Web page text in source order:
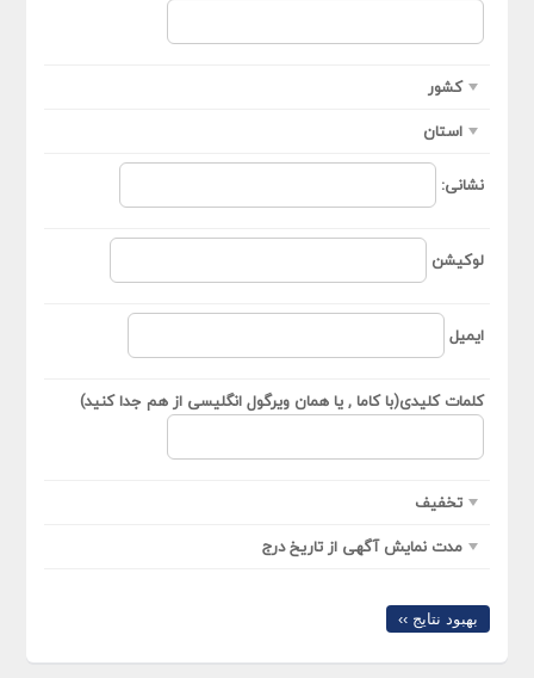
کشور
استان
نشانی:
لوکیشن
ایمیل
کلمات کلیدی(با کاما , یا همان ویرگول انگلیسی از هم جدا کنید)
تخفیف
مدت نمایش آگهی از تاریخ درج
بهبود نتایج ››